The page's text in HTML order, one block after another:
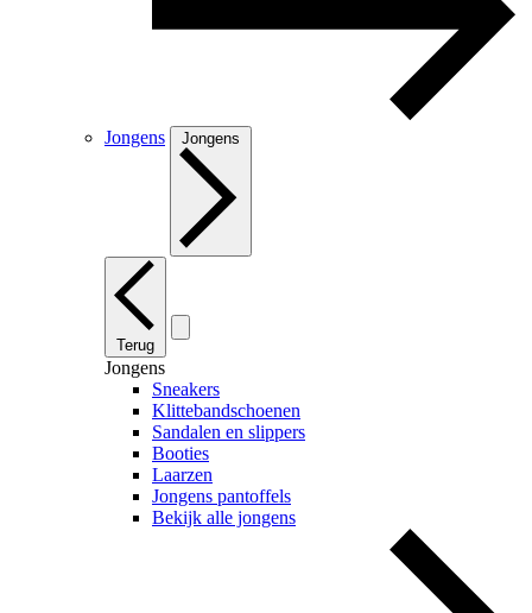
Jongens Jongens
Terug
Jongens
Sneakers
Klittebandschoenen
Sandalen en slippers
Booties
Laarzen
Jongens pantoffels
Bekijk alle jongens